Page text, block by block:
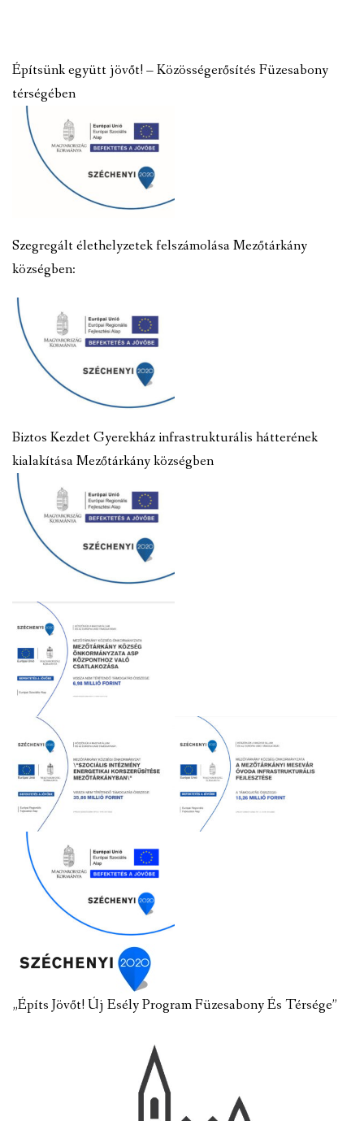
Építsünk együtt jövőt! – Közösségerősítés Füzesabony
térségében
Szegregált élethelyzetek felszámolása Mezőtárkány
községben:
Biztos Kezdet Gyerekház infrastrukturális hátterének
kialakítása Mezőtárkány községben
„Építs Jövőt! Új Esély Program Füzesabony És Térsége”